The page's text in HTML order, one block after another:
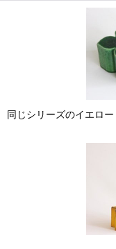
同じシリーズのイエロー